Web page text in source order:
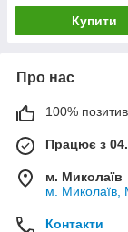
Купити
Про нас
100%
Працює з
м. Миколаїв
м. Миколаїв,
Контакти